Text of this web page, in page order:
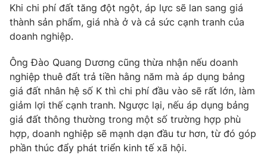
Khi chi phí đất tăng đột ngột, áp lực sẽ lan sang giá
thành sản phẩm, giá nhà ở và cả sức cạnh tranh của
doanh nghiệp.
Ông Đào Quang Dương cũng thừa nhận nếu doanh
nghiệp thuê đất trả tiền hằng năm mà áp dụng bảng
giá đất nhân hệ số K thì chi phí đầu vào sẽ rất lớn, làm
giảm lợi thế cạnh tranh. Ngược lại, nếu áp dụng bảng
giá đất thông thường trong một số trường hợp phù
hợp, doanh nghiệp sẽ mạnh dạn đầu tư hơn, từ đó góp
phần thúc đẩy phát triển kinh tế xã hội.